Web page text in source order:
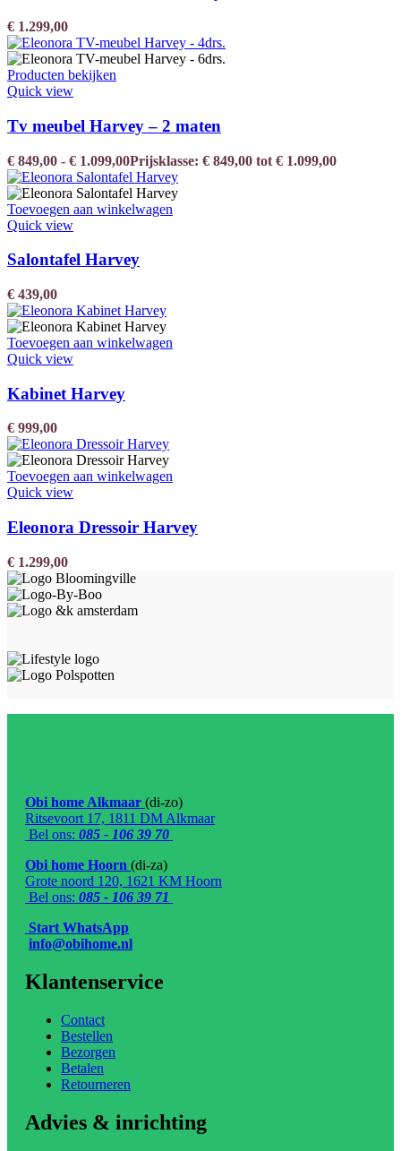
€ 1.299,00
Producten bekijken
Quick view
Tv meubel Harvey – 2 maten
€ 849,00 - € 1.099,00Prijsklasse: € 849,00 tot € 1.099,00
Toevoegen aan winkelwagen
Quick view
Salontafel Harvey
€ 439,00
Toevoegen aan winkelwagen
Quick view
Kabinet Harvey
€ 999,00
Toevoegen aan winkelwagen
Quick view
Eleonora Dressoir Harvey
€ 1.299,00
Obi home Alkmaar (di-zo)
Ritsevoort 17, 1811 DM Alkmaar
Bel ons: 085 - 106 39 70
Obi home Hoorn (di-za)
Grote noord 120, 1621 KM Hoorn
Bel ons: 085 - 106 39 71
Start WhatsApp
info@obihome.nl
Klantenservice
Contact
Bestellen
Bezorgen
Betalen
Retourneren
Advies & inrichting